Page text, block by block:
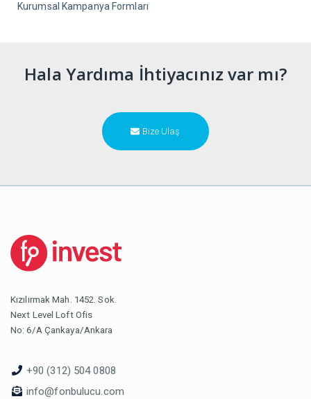
Kurumsal Kampanya Formları
Hala Yardıma İhtiyacınız var mı?
Bize Ulaş
Kızılırmak Mah. 1452. Sok.
Next Level Loft Ofis
No: 6/A Çankaya/Ankara
+90 (312) 504 0808
info@fonbulucu.com